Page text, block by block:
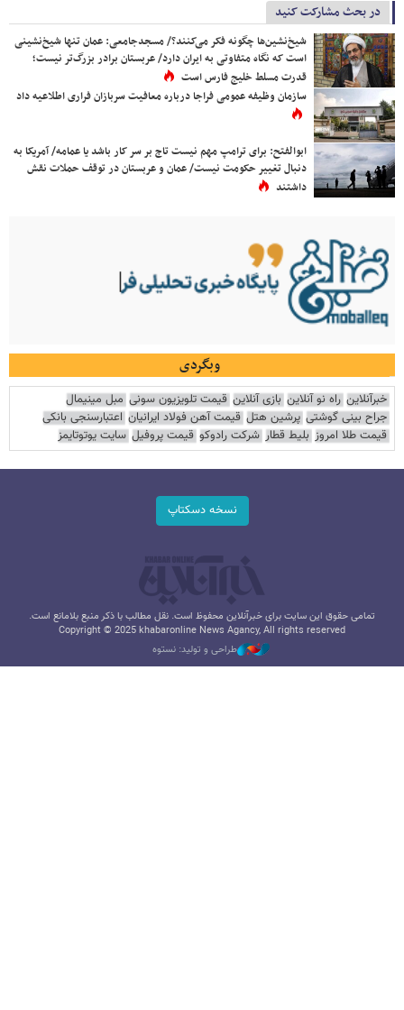
در بحث مشارکت کنید
شیخ‌نشین‌ها چگونه فکر می‌کنند؟/ مسجدجامعی: عمان تنها شیخ‌نشینی
است که نگاه متفاوتی به ایران دارد/ عربستان برادر بزرگ‌تر نیست؛
قدرت مسلط خلیج فارس است
سازمان وظیفه عمومی فراجا درباره معافیت سربازان فراری اطلاعیه داد
ابوالفتح: برای ترامپ مهم نیست تاج بر سر کار باشد یا عمامه/ آمریکا به
دنبال تغییر حکومت نیست/ عمان و عربستان در توقف حملات نقش
داشتند
وبگردی
خبرآنلاین راه نو آنلاین بازی آنلاین قیمت تلویزیون سونی مبل مینیمال
جراح بینی گوشتی پرشین هتل قیمت آهن فولاد ایرانیان اعتبارسنجی بانکی
قیمت طلا امروز بلیط قطار شرکت رادوکو قیمت پروفیل سایت یوتوتایمز
نسخه دسکتاپ
تمامی حقوق این سایت برای خبرآنلاین محفوظ است. نقل مطالب با ذکر منبع بلامانع است.
Copyright © 2025 khabaronline News Agancy, All rights reserved
طراحی و تولید: نستوه